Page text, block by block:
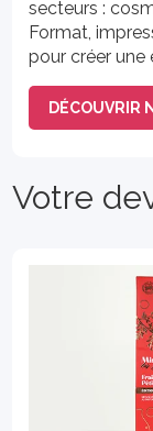
secteurs :
Format,
pour créer une
DÉCOUVRIR
Votre